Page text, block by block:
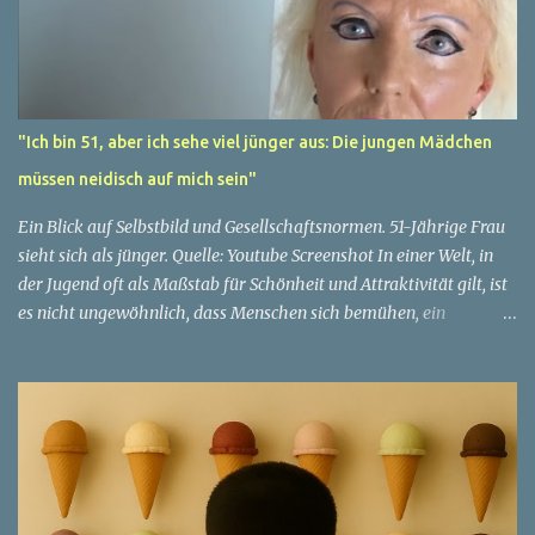
"Ich bin 51, aber ich sehe viel jünger aus: Die jungen Mädchen
müssen neidisch auf mich sein"
Ein Blick auf Selbstbild und Gesellschaftsnormen. 51-Jährige Frau
sieht sich als jünger. Quelle: Youtube Screenshot In einer Welt, in
der Jugend oft als Maßstab für Schönheit und Attraktivität gilt, ist
es nicht ungewöhnlich, dass Menschen sich bemühen, ein
faszinierendes Beispiel für diese Diskrepanz ist die Geschichte
einer 51-jährigen Frau, deren Überzeugung von ihrem Aussehen
sie dazu bringt, sich jünger zu fühlen, als die Gesellschaft sie
wahrnimmt. Diese Frau, deren Name aus Datenschutzgründen